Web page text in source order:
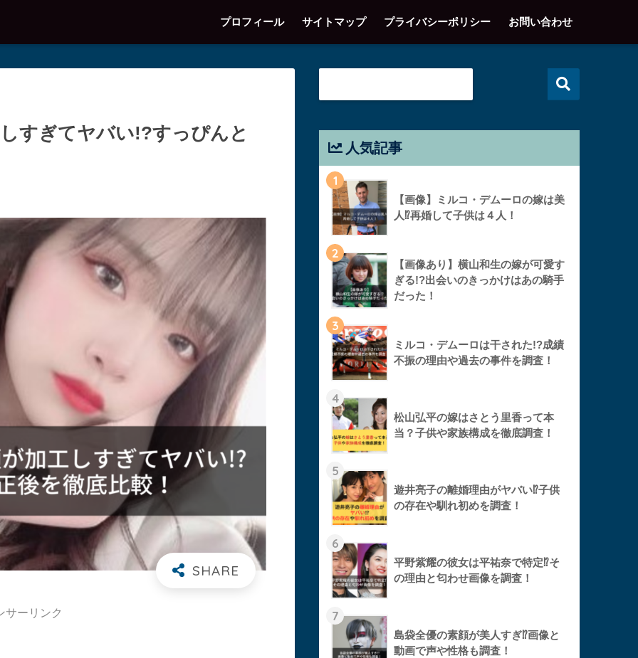
プロフィール サイトマップ プライバシーポリシー お問い合わせ
すぎてヤバい!?すっぴんと
サーリンク
人気記事
1
【画像】ミルコ・デムーロの嫁は美
人⁉︎再婚して子供は４人！
2
【画像あり】横山和生の嫁が可愛す
ぎる!?出会いのきっかけはあの騎手
だった！
3
ミルコ・デムーロは干された!?成績
不振の理由や過去の事件を調査！
4
松山弘平の嫁はさとう里香って本
当？子供や家族構成を徹底調査！
5
遊井亮子の離婚理由がヤバい⁉︎子供
の存在や馴れ初めを調査！
6
平野紫耀の彼女は平祐奈で特定⁉︎そ
の理由と匂わせ画像を調査！
7
島袋全優の素顔が美人すぎ⁉︎画像と
動画で声や性格も調査！